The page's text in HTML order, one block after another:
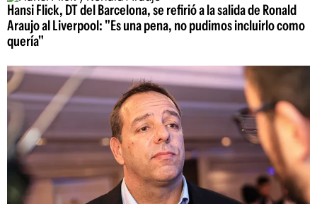
Hansi Flick, DT del Barcelona, se refirió a la salida de Ronald
Araujo al Liverpool: "Es una pena, no pudimos incluirlo como
quería"